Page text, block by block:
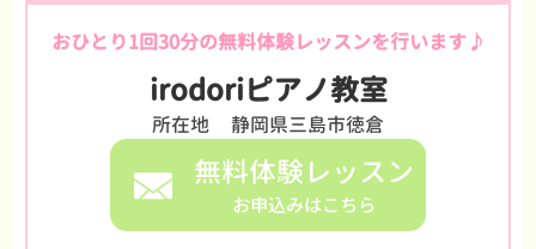
おひとり1回30分の無料体験レッスンを行います♪
irodoriピアノ教室
所在地 静岡県三島市徳倉
無料体験レッスン
お申込みはこちら